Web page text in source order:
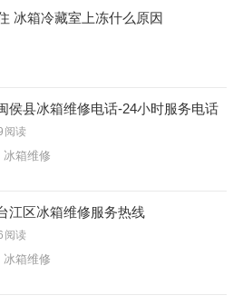
冰箱冷藏室上冻什么原因
侯县冰箱维修电话-24小时服务电话
阅读
冰箱维修
江区冰箱维修服务热线
阅读
冰箱维修